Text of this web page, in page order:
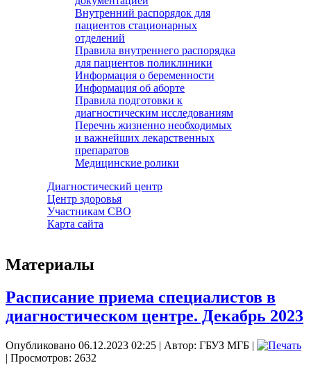
Внутренний распорядок для
пациентов стационарных
отделений
Правила внутреннего распорядка
для пациентов поликлиники
Информация о беременности
Информация об аборте
Правила подготовки к
диагностическим исследованиям
Перечнь жизненно необходимых
и важнейших лекарственных
препаратов
Медицинские ролики
Диагностический центр
Центр здоровья
Участникам СВО
Карта сайта
Материалы
Расписание приема специалистов в
диагностическом центре. Декабрь 2023
Опубликовано 06.12.2023 02:25 | Автор: ГБУЗ МГБ |
| Просмотров: 2632